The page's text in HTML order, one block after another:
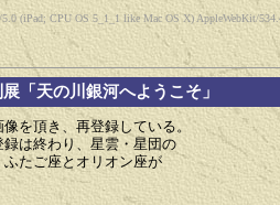
(iPad; CPU OS 5_1_1 like Mac OS X) AppleWebKit/
「天の川銀河へようこそ」
を頂き、再登録している。
録は終わり、星雲・星団の
ふたご座とオリオン座が